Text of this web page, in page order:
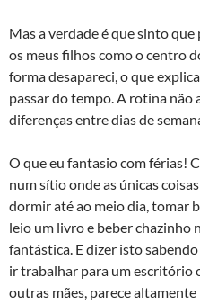
Mas a verdade é que sinto
os meus filhos como o centro
forma desapareci, o que
passar do tempo. A rotina não
diferenças entre dias de
O que eu fantasio com férias!
num sí­tio onde as únicas
dormir até ao meio dia, tomar
leio um livro e beber chazinho
fantástica. E dizer isto
ir trabalhar para um escritório
outras mães, parece